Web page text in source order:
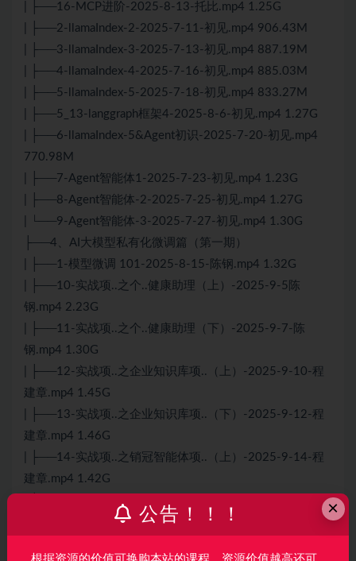
| ├──16-MCP进阶-2025-8-13-托比.mp4 1.25G
| ├──2-llamaIndex-2-2025-7-11-初见.mp4 906.43M
| ├──3-llamaIndex-3-2025-7-13-初见.mp4 887.19M
| ├──4-llamaIndex-4-2025-7-16-初见.mp4 885.03M
| ├──5-llamaIndex-5-2025-7-18-初见.mp4 833.27M
| ├──5_13-langgraph框架4-2025-8-6-初见.mp4 1.27G
| ├──6-llamaIndex-5&Agent初识-2025-7-20-初见.mp4
770.98M
| ├──7-Agent智能体1-2025-7-23-初见.mp4 1.23G
| ├──8-Agent智能体-2-2025-7-25-初见.mp4 1.27G
| └──9-Agent智能体-3-2025-7-27-初见.mp4 1.30G
├──4、AI大模型私有化微调篇（第一期）
| ├──1-模型微调 101-2025-8-15-陈钢.mp4 1.32G
| ├──10-实战项..之个..健康助理（上）-2025-9-5陈
钢.mp4 2.23G
| ├──11-实战项..之个..健康助理（下）-2025-9-7-陈
钢.mp4 1.30G
| ├──12-实战项..之企业知识库项..（上）-2025-9-10-程
建章.mp4 1.45G
| ├──13-实战项..之企业知识库项..（下）-2025-9-12-程
建章.mp4 1.46G
| ├──14-实战项..之销冠智能体项..（上）-2025-9-14-程
建章.mp4 1.42G
| ├──15-实战项..之销冠智能体项..（下）-2025-9-17-程 ×
公告！！！